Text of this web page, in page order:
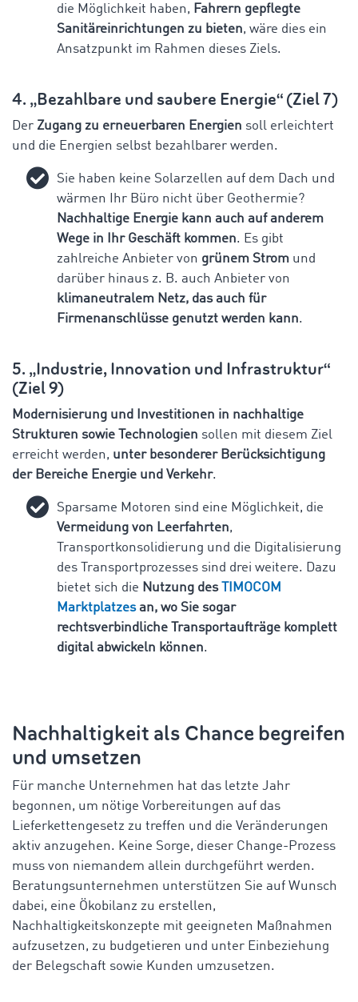
die Möglichkeit haben, Fahrern gepflegte
Sanitäreinrichtungen zu bieten, wäre dies ein
Ansatzpunkt im Rahmen dieses Ziels.
4. „Bezahlbare und saubere Energie“ (Ziel 7)
Der Zugang zu erneuerbaren Energien soll erleichtert
und die Energien selbst bezahlbarer werden.
Sie haben keine Solarzellen auf dem Dach und
wärmen Ihr Büro nicht über Geothermie?
Nachhaltige Energie kann auch auf anderem
Wege in Ihr Geschäft kommen. Es gibt
zahlreiche Anbieter von grünem Strom und
darüber hinaus z. B. auch Anbieter von
klimaneutralem Netz, das auch für
Firmenanschlüsse genutzt werden kann.
5. „Industrie, Innovation und Infrastruktur“
(Ziel 9)
Modernisierung und Investitionen in nachhaltige
Strukturen sowie Technologien sollen mit diesem Ziel
erreicht werden, unter besonderer Berücksichtigung
der Bereiche Energie und Verkehr.
Sparsame Motoren sind eine Möglichkeit, die
Vermeidung von Leerfahrten,
Transportkonsolidierung und die Digitalisierung
des Transportprozesses sind drei weitere. Dazu
bietet sich die Nutzung des
TIMOCOM
Marktplatzesan, wo Sie sogar
rechtsverbindliche Transportaufträge komplett
digital abwickeln können.
Nachhaltigkeit als Chance begreifen
und umsetzen
Für manche Unternehmen hat das letzte Jahr
begonnen, um nötige Vorbereitungen auf das
Lieferkettengesetz zu treffen und die Veränderungen
aktiv anzugehen. Keine Sorge, dieser Change-Prozess
muss von niemandem allein durchgeführt werden.
Beratungsunternehmen unterstützen Sie auf Wunsch
dabei, eine Ökobilanz zu erstellen,
Nachhaltigkeitskonzepte mit geeigneten Maßnahmen
aufzusetzen, zu budgetieren und unter Einbeziehung
der Belegschaft sowie Kunden umzusetzen.